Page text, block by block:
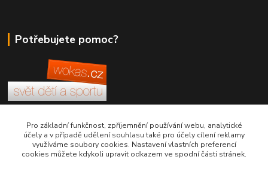
Potřebujete pomoc?
+420 380 830 198
wokas.online@yahoo.cz
Pro základní funkčnost, zpříjemnění používání webu, analytické
účely a v případě udělení souhlasu také pro účely cílení reklamy
využíváme soubory cookies. Nastavení vlastních preferencí
cookies můžete kdykoli upravit odkazem ve spodní části stránek.